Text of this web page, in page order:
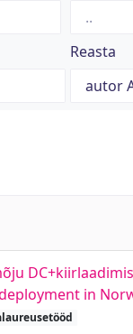
Reasta
in